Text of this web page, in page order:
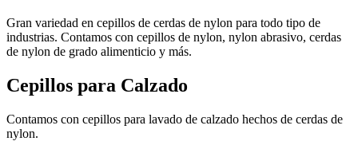
Gran variedad en cepillos de cerdas de nylon para todo tipo de
industrias. Contamos con cepillos de nylon, nylon abrasivo, cerdas
de nylon de grado alimenticio y más.
Cepillos para Calzado
Contamos con cepillos para lavado de calzado hechos de cerdas de
nylon.